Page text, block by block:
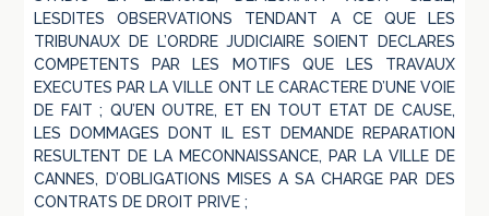
LESDITES OBSERVATIONS TENDANT A CE QUE LES
TRIBUNAUX DE L’ORDRE JUDICIAIRE SOIENT DECLARES
COMPETENTS PAR LES MOTIFS QUE LES TRAVAUX
EXECUTES PAR LA VILLE ONT LE CARACTERE D’UNE VOIE
DE FAIT ; QU’EN OUTRE, ET EN TOUT ETAT DE CAUSE,
LES DOMMAGES DONT IL EST DEMANDE REPARATION
RESULTENT DE LA MECONNAISSANCE, PAR LA VILLE DE
CANNES, D’OBLIGATIONS MISES A SA CHARGE PAR DES
CONTRATS DE DROIT PRIVE ;